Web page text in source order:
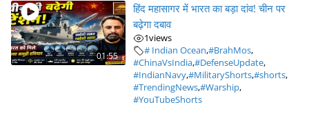
01:55
हिंद महासागर में भारत का बड़ा दांव! चीन पर
बढ़ेगा दबाव
1views
# Indian Ocean,#BrahMos,
#ChinaVsIndia,#DefenseUpdate,
#IndianNavy,#MilitaryShorts,#shorts,
#TrendingNews,#Warship,
#YouTubeShorts